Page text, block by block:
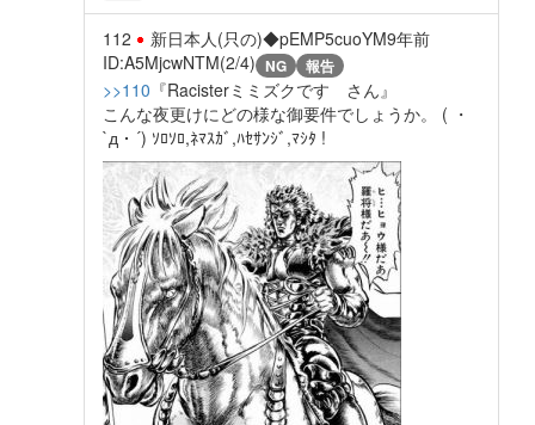
112 新日本人(只の)◆pEMP5cuoYM9年前
ID:A5MjcwNTM(2/4) NG 報告
>>110 『Racisterミミズクです さん』
こんな夜更けにどの様な御要件でしょうか。 ( ・
`д・´) ｿﾛｿﾛ,ﾈﾏｽｶﾞ,ﾊｾｻﾝｼﾞ,ﾏｼﾀ !